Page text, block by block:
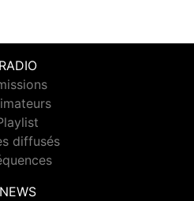
RADIO
diffusés
NEWS